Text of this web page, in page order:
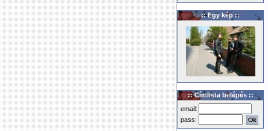
:: Egy kép ::
:: Címlista belépés ::
email:
pass: